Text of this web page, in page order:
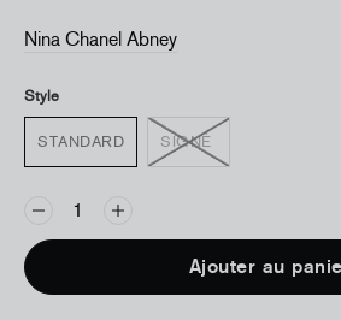
Nina Chanel Abney
Style
STANDARD SIGNÉ
Ajouter au